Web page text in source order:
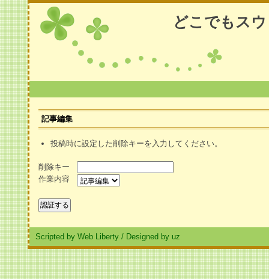
どこでもス
記事編集
投稿時に設定した削除キーを入力してください。
削除キー
作業内容
Scripted by Web Liberty / Designed by uz